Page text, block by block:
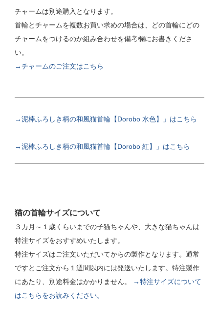
チャームは別途購入となります。
首輪とチャームを複数お買い求めの場合は、どの首輪にどの
チャームをつけるのか組み合わせを備考欄にお書きくださ
い。
→チャームのご注文はこちら
→泥棒ふろしき柄の和風猫首輪【Dorobo 水色】」はこちら
→泥棒ふろしき柄の和風猫首輪【Dorobo 紅】」はこちら
猫の首輪サイズについて
３カ月～１歳くらいまでの子猫ちゃんや、大きな猫ちゃんは
特注サイズをおすすめいたします。
特注サイズはご注文いただいてからの製作となります。通常
ですとご注文から１週間以内には発送いたします。特注製作
にあたり、別途料金はかかりません。
→特注サイズについて
はこちらをお読みください。